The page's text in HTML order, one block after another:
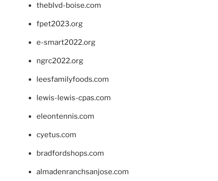
theblvd-boise.com
fpet2023.org
e-smart2022.org
ngrc2022.org
leesfamilyfoods.com
lewis-lewis-cpas.com
eleontennis.com
cyetus.com
bradfordshops.com
almadenranchsanjose.com